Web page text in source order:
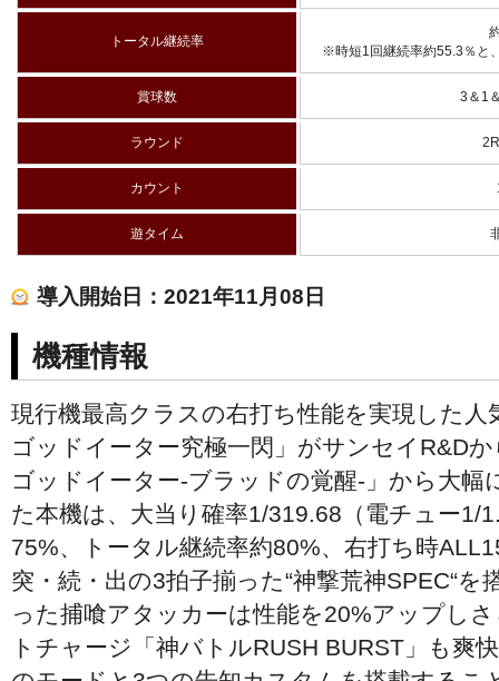
トータル継続率
※時短1回継続率約55.3％と
賞球数 3＆1
ラウンド
カウント
遊タイム
導入開始日：2021年11月08日
機種情報
現行機最高クラスの右打ち性能を実現した人
ゴッドイーター究極一閃」がサンセイR&D
ゴッドイーター-ブラッドの覚醒-」から大幅
た本機は、大当り確率1/319.68（電チュー1/
75%、トータル継続率約80%、右打ち時
突・続・出の3拍子揃った“神撃荒神SPEC“を
った捕喰アタッカーは性能を20%アップし
トチャージ「神バトルRUSH BURST」も爽